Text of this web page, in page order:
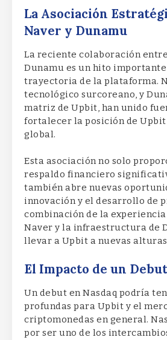
La Asociación
Naver y Dunamu
La reciente colaboración
Dunamu es un hito importante
trayectoria de la plataforma.
tecnológico surcoreano, y
matriz de Upbit, han unido
fortalecer la posición de Upbit
global.
Esta asociación no solo
respaldo financiero
también abre nuevas
innovación y el desarrollo de
combinación de la
Naver y la infraestructura de
llevar a Upbit a nuevas
El Impacto de un
Un debut en Nasdaq podría
profundas para Upbit y el
criptomonedas en general.
por ser uno de los